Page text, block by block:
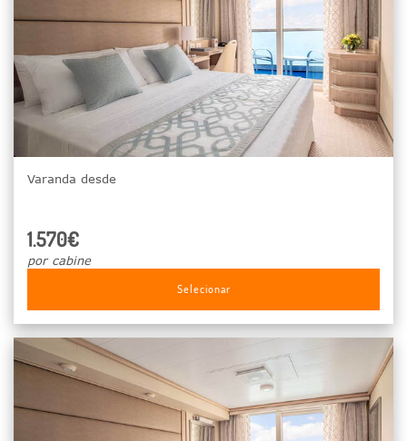
Varanda desde
1.570€
por cabine
Selecionar